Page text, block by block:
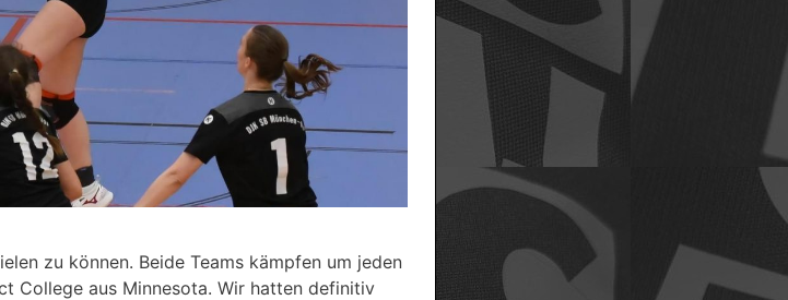
zu können. Beide Teams kämpfen um jeden
College aus Minnesota. Wir hatten definitiv